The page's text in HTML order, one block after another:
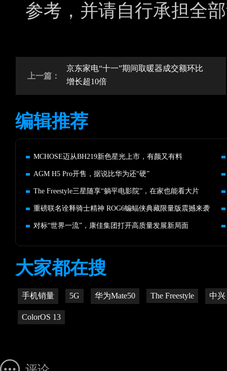
参考，并请自行承担全
上一篇：
京东家电“十一”期间取暖器成交额环比
增长超10倍
编辑推荐
MCHOSE迈从BH219新色星光上市，有颜又有料
AGM H5 Pro开售，据说比华为还“硬”
The Freestyle三星随享“躺平电影院”，在家也能看大片
重磅联名诠释骑士精神 ROG6蝙蝠侠典藏限量版震撼来袭
对标“世界一流”，康佳集团打开高质量发展新局面
大家都在搜
手机销量 5G 华为Mate50 The Freestyle 中兴
ColorOS 13